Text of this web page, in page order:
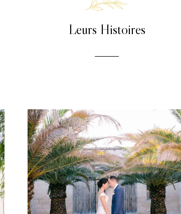
Leurs Histoires
Voir la Galerie